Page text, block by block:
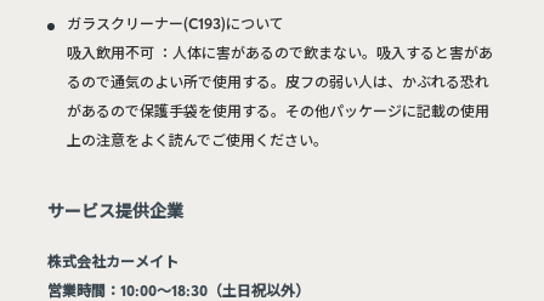
ガラスクリーナー(C193)について
吸入飲用不可 ：人体に害があるので飲まない。吸入すると害があ
るので通気のよい所で使用する。皮フの弱い人は、かぶれる恐れ
があるので保護手袋を使用する。その他パッケージに記載の使用
上の注意をよく読んでご使用ください。
サービス提供企業
株式会社カーメイト
営業時間：10:00～18:30（土日祝以外）